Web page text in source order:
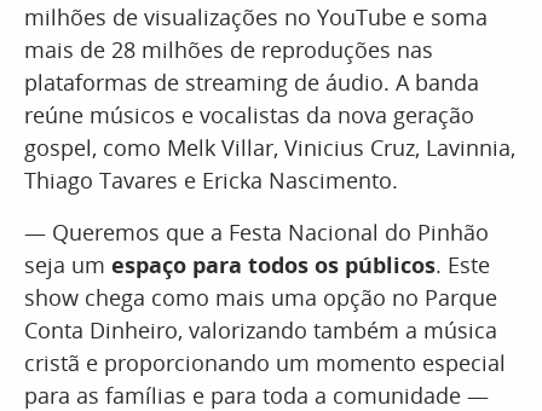
milhões de visualizações no YouTube e soma
mais de 28 milhões de reproduções nas
plataformas de streaming de áudio. A banda
reúne músicos e vocalistas da nova geração
gospel, como Melk Villar, Vinicius Cruz, Lavinnia,
Thiago Tavares e Ericka Nascimento.
— Queremos que a Festa Nacional do Pinhão
seja um espaço para todos os públicos. Este
show chega como mais uma opção no Parque
Conta Dinheiro, valorizando também a música
cristã e proporcionando um momento especial
para as famílias e para toda a comunidade —